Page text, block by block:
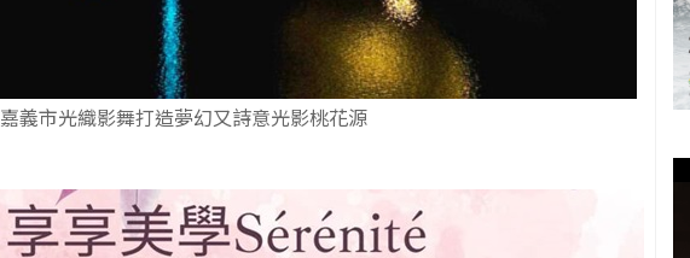
嘉義市光織影舞打造夢幻又詩意光影桃花源